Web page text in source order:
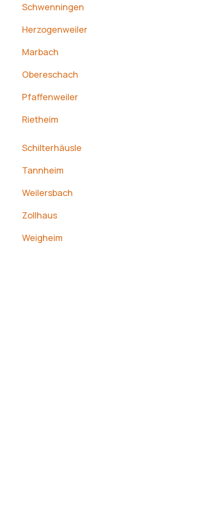
Schwenningen
Herzogenweiler
Marbach
Obereschach
Pfaffenweiler
Rietheim
Schilterhäusle
Tannheim
Weilersbach
Zollhaus
Weigheim